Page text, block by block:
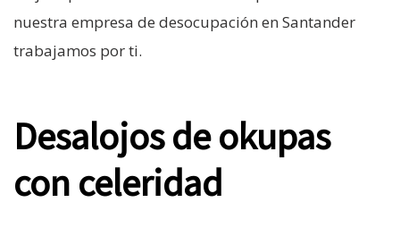
nuestra empresa de desocupación en Santander
trabajamos por ti.
Desalojos de okupas
con celeridad